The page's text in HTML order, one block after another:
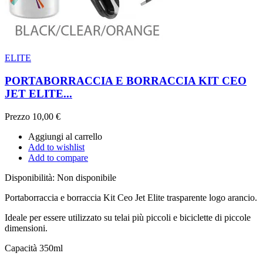
ELITE
PORTABORRACCIA E BORRACCIA KIT CEO
JET ELITE...
Prezzo 10,00 €
Aggiungi al carrello
Add to wishlist
Add to compare
Disponibilità: Non disponibile
Portaborraccia e borraccia Kit Ceo Jet Elite trasparente logo arancio.
Ideale per essere utilizzato su telai più piccoli e biciclette di piccole
dimensioni.
Capacità 350ml